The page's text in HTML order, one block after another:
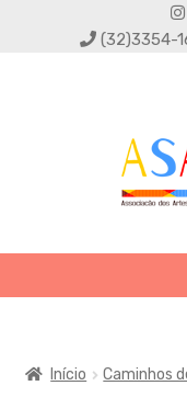
(32)3354-
Início Caminhos